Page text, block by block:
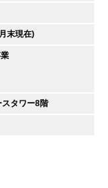
末現在)
タワー8階